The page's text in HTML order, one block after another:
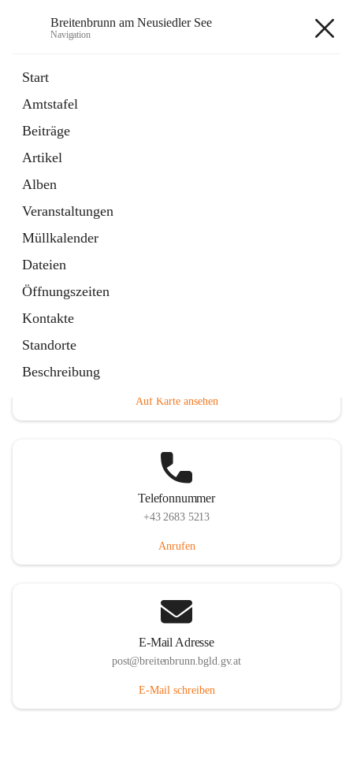
Breitenbrunn am Neusiedler See
Navigation
Start
Amtstafel
Beiträge
Artikel
Alben
Veranstaltungen
Müllkalender
Dateien
Öffnungszeiten
Kontakte
Standorte
Beschreibung
18 Schnellzugriffe
Gemeindeservice
Auf Karte ansehen
Telefonnummer
+43 2683 5213
Anrufen
E-Mail Adresse
post@breitenbrunn.bgld.gv.at
E-Mail schreiben